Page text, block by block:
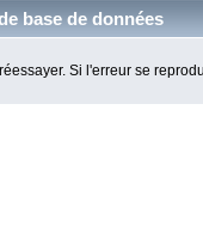
base de données
Si l'erreur se